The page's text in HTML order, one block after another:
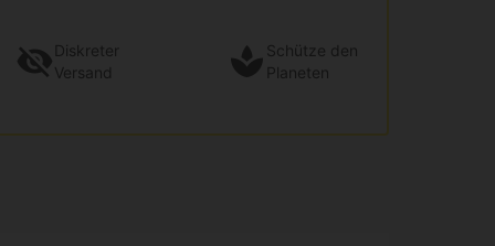
Diskreter
Versand
Schütze den
Planeten